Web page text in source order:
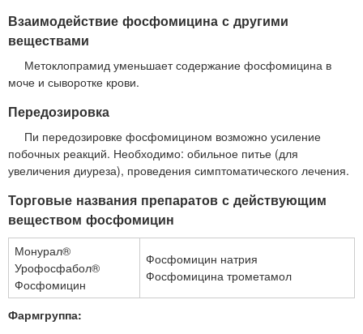
Взаимодействие фосфомицина с другими
веществами
Метоклопрамид уменьшает содержание фосфомицина в
моче и сыворотке крови.
Передозировка
Пи передозировке фосфомицином возможно усиление
побочных реакций. Необходимо: обильное питье (для
увеличения диуреза), проведения симптоматического лечения.
Торговые названия препаратов с действующим
веществом фосфомицин
Монурал®
Урофосфабол®
Фосфомицин
Фосфомицин натрия
Фосфомицина трометамол
Фармгруппа: